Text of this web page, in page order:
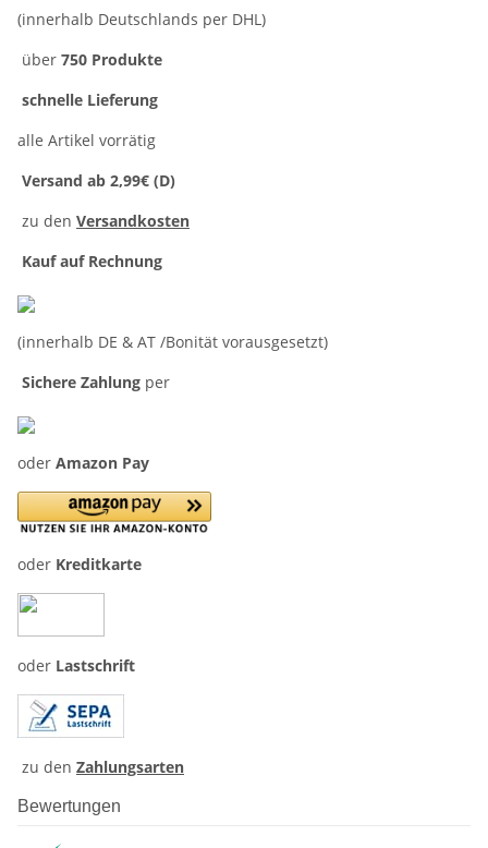
(innerhalb Deutschlands per DHL)
über 750 Produkte
schnelle Lieferung
alle Artikel vorrätig
Versand ab 2,99€ (D)
zu den Versandkosten
Kauf auf Rechnung
(innerhalb DE & AT /Bonität vorausgesetzt)
Sichere Zahlung per
oder Amazon Pay
oder Kreditkarte
oder Lastschrift
zu den Zahlungsarten
Bewertungen